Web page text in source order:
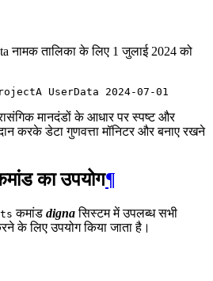
नामक तालिका के लिए 1 जुलाई 2024 को
UserData 2024
मानदंडों के आधार पर स्पष्ट और
करके डेटा गुणवत्ता मॉनिटर और बनाए रखने
का उपयोग¶
कमांड dignaसिस्टम में उपलब्ध सभी
के लिए उपयोग किया जाता है।